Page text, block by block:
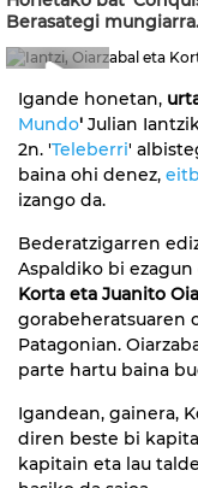
Berasategi mungiarra.
1:13
Igande honetan,
Mundo' Julian
2n. 'Teleberri'
baina ohi denez,
izango da.
Bederatzigarren
Aspaldiko bi
Korta eta Juanito
gorabeheratsuaren
Patagonian.
parte hartu baina
Igandean, gainera,
diren beste bi
kapitain eta lau